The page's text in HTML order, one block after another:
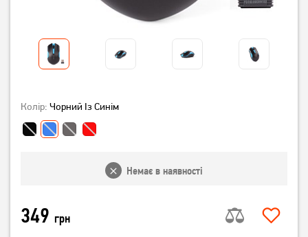
Колір: Чорний Із Синім
Немає в наявності
349 грн